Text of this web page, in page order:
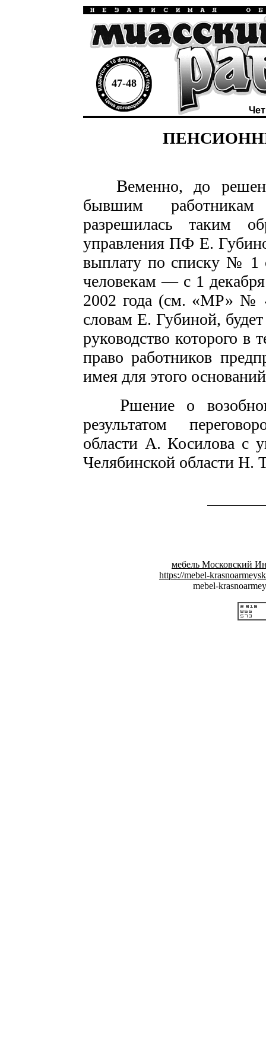
47-48
Веменно, до
бывшим работникам
разрешилась таким
управления ПФ Е.
выплату по списку № 1
человекам — с 1
2002 года (см. «МР» №
словам Е. Губиной,
руководство которого в
право работников
имея для этого
Ршение о
результатом
области А. Косилова с
Челябинской области Н.
мебель Московский
https://mebel-
mebel-